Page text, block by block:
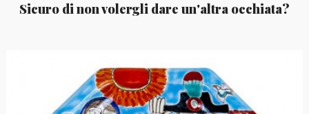
Sicuro di non volergli dare un'altra occhiata?